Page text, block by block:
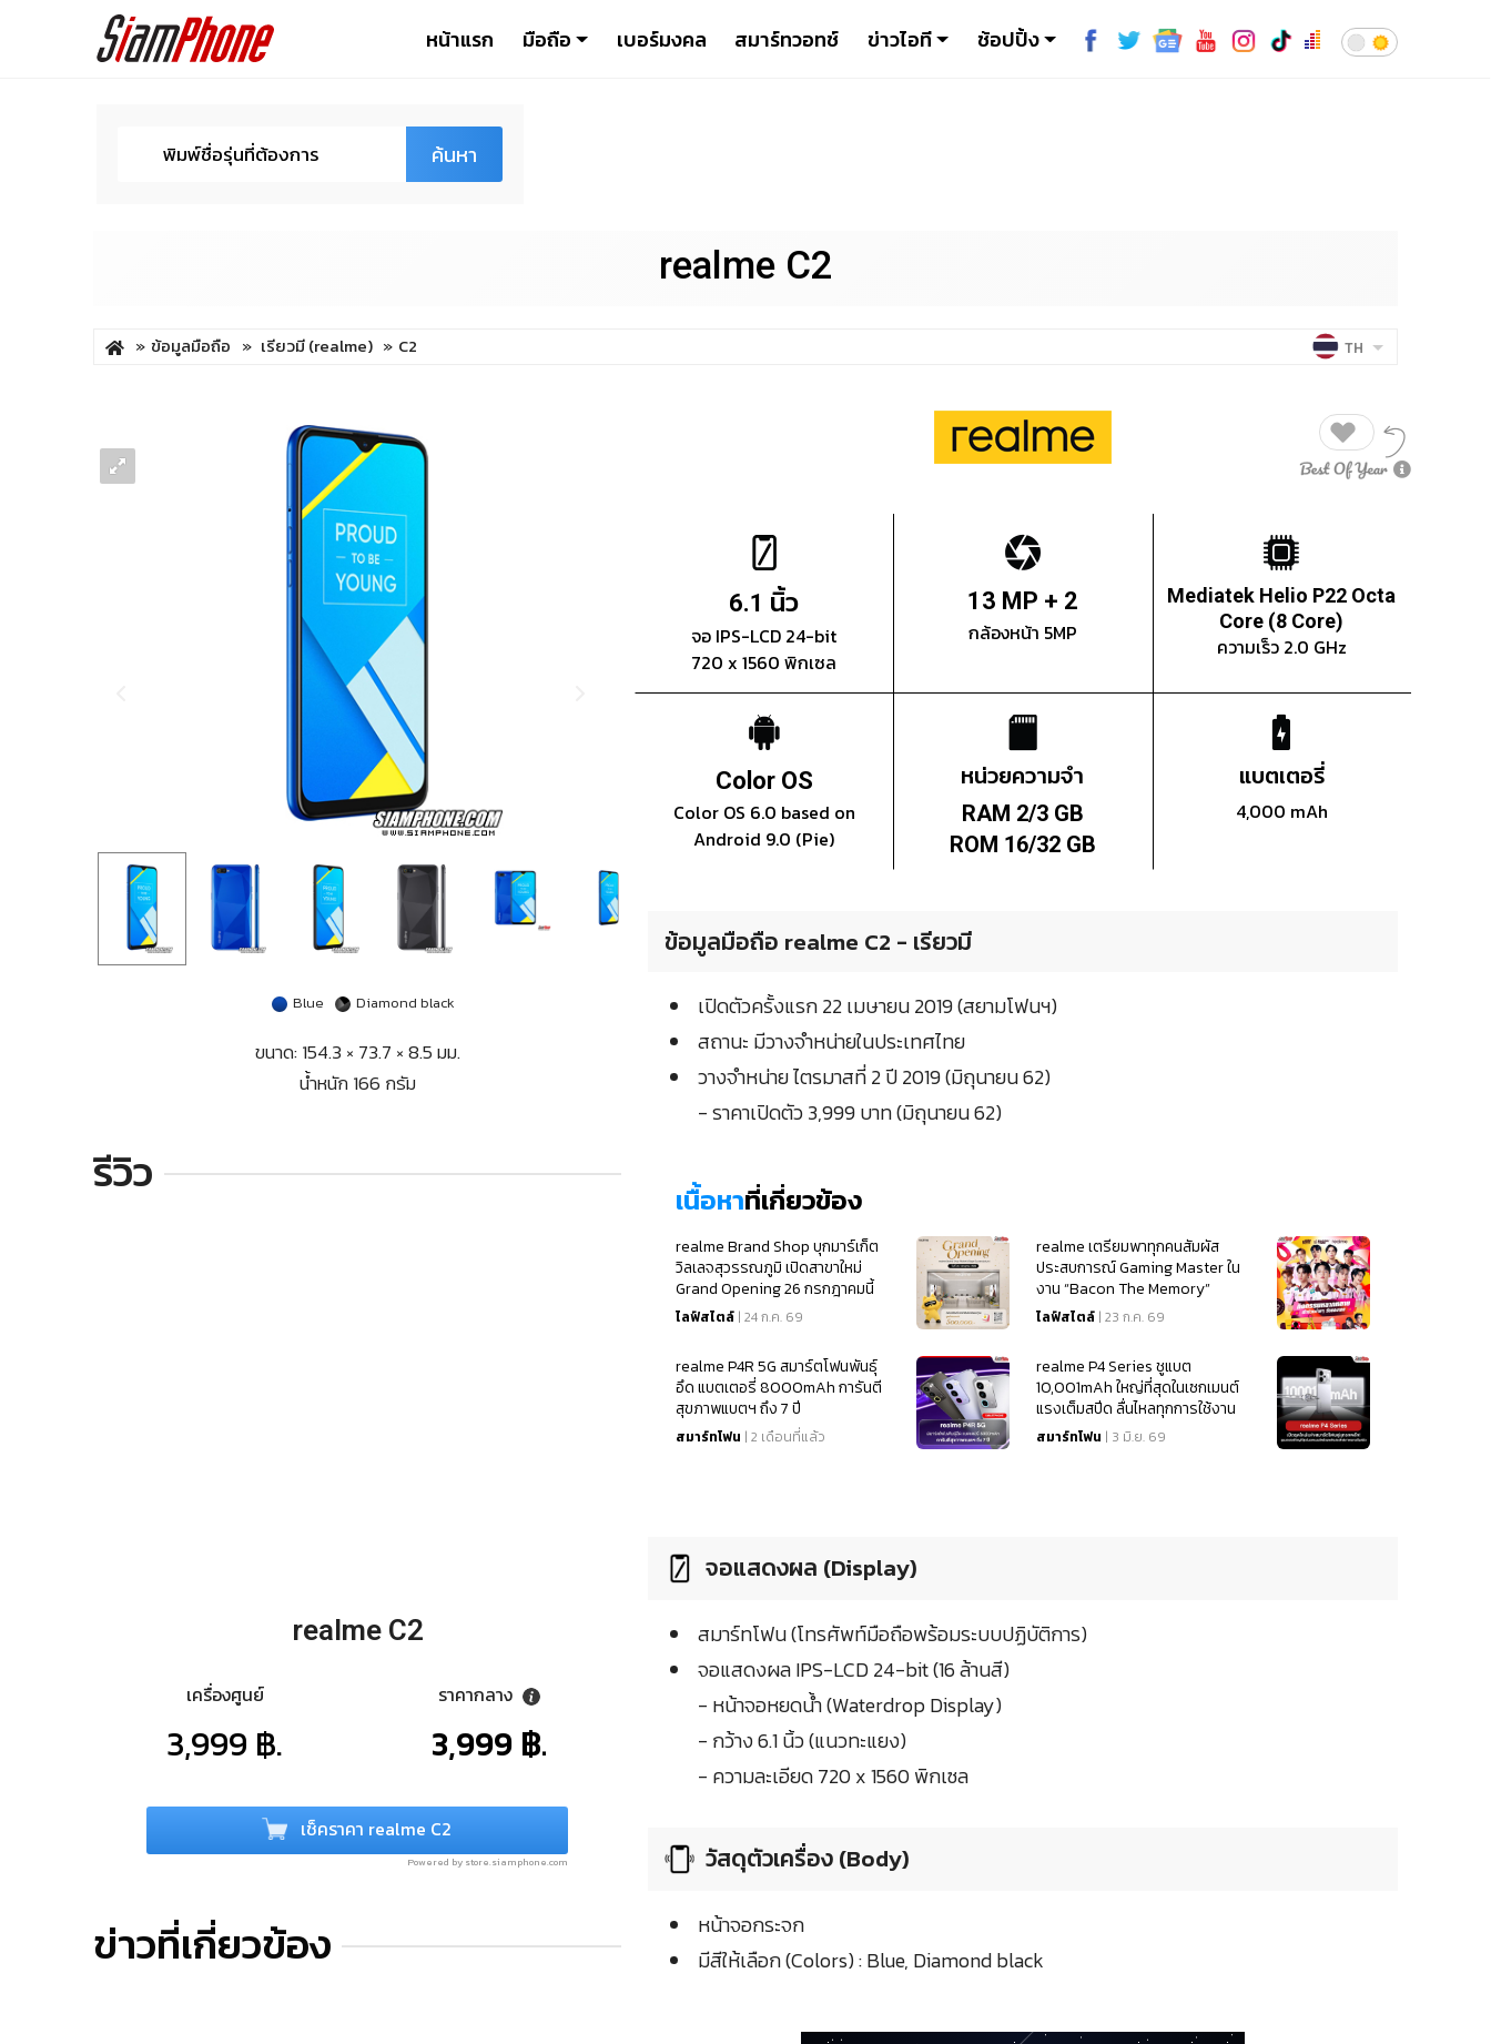
หน้าแรก มือถือ เบอร์มงคล สมาร์ทวอทช์ ข่าวไอที ช้อปปิ้ง
ค้นหา
realme C2
ข้อมูลมือถือ เรียวมี (realme) C2 TH
Blue Diamond black
ขนาด: 154.3 × 73.7 × 8.5 มม.
น้ำหนัก 166 กรัม
รีวิว
realme C2
เครื่องศูนย์
3,999 ฿.
ราคากลาง
3,999 ฿.
เช็คราคา realme C2
Powered by store.siamphone.com
ข่าวที่เกี่ยวข้อง
6.1 นิ้ว
จอ IPS-LCD 24-bit
720 x 1560 พิกเซล
13 MP + 2
กล้องหน้า 5MP
Mediatek Helio P22 Octa
Core (8 Core)
ความเร็ว 2.0 GHz
Color OS
Color OS 6.0 based on
Android 9.0 (Pie)
หน่วยความจำ
RAM 2/3 GB
ROM 16/32 GB
แบตเตอรี่
4,000 mAh
ข้อมูลมือถือ realme C2 - เรียวมี
เปิดตัวครั้งแรก 22 เมษายน 2019 (สยามโฟนฯ)
สถานะ มีวางจำหน่ายในประเทศไทย
วางจำหน่าย ไตรมาสที่ 2 ปี 2019 (มิถุนายน 62)
- ราคาเปิดตัว 3,999 บาท (มิถุนายน 62)
เนื้อหาที่เกี่ยวข้อง
realme Brand Shop บุกมาร์เก็ต
วิลเลจสุวรรณภูมิ เปิดสาขาใหม่
Grand Opening 26 กรกฎาคมนี้
ไลฟ์สไตล์ | 24 ก.ค. 69
realme เตรียมพาทุกคนสัมผัส
ประสบการณ์ Gaming Master ใน
งาน “Bacon The Memory”
ไลฟ์สไตล์ | 23 ก.ค. 69
realme P4R 5G สมาร์ตโฟนพันธุ์
อึด แบตเตอรี่ 8000mAh การันตี
สุขภาพแบตฯ ถึง 7 ปี
สมาร์ทโฟน | 2 เดือนที่แล้ว
realme P4 Series ชูแบต
10,001mAh ใหญ่ที่สุดในเซกเมนต์
แรงเต็มสปีด ลื่นไหลทุกการใช้งาน
เริ่มต้น 4,499
สมาร์ทโฟน | 3 มิ.ย. 69
จอแสดงผล (Display)
สมาร์ทโฟน (โทรศัพท์มือถือพร้อมระบบปฏิบัติการ)
จอแสดงผล IPS-LCD 24-bit (16 ล้านสี)
- หน้าจอหยดน้ำ (Waterdrop Display)
- กว้าง 6.1 นิ้ว (แนวทะแยง)
- ความละเอียด 720 x 1560 พิกเซล
วัสดุตัวเครื่อง (Body)
หน้าจอกระจก
มีสีให้เลือก (Colors) : Blue, Diamond black